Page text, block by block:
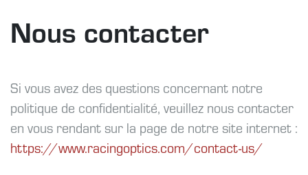
Nous contacter
Si vous avez des questions concernant notre
politique de confidentialité, veuillez nous contacter
en vous rendant sur la page de notre site internet :
https://www.racingoptics.com/contact-us/